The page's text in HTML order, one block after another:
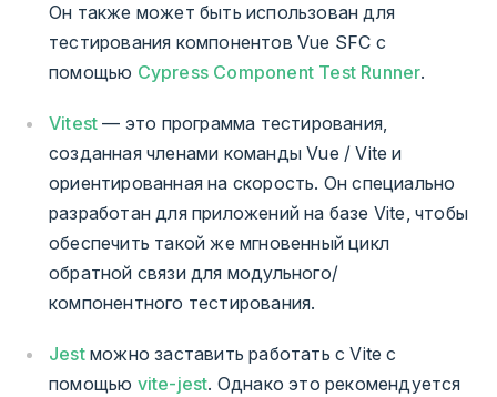
Он также может быть использован для
тестирования компонентов Vue SFC с
помощью Cypress Component Test Runner.
Vitest — это программа тестирования,
созданная членами команды Vue / Vite и
ориентированная на скорость. Он специально
разработан для приложений на базе Vite, чтобы
обеспечить такой же мгновенный цикл
обратной связи для модульного/
компонентного тестирования.
Jestможно заставить работать с Vite с
помощью vite-jest. Однако это рекомендуется